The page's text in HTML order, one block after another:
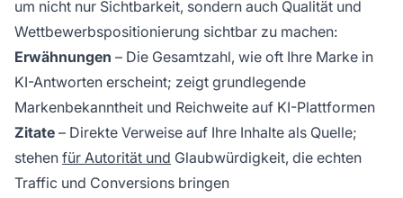
um nicht nur Sichtbarkeit, sondern auch Qualität und
Wettbewerbspositionierung sichtbar zu machen:
Erwähnungen – Die Gesamtzahl, wie oft Ihre Marke in
KI-Antworten erscheint; zeigt grundlegende
Markenbekanntheit und Reichweite auf KI-Plattformen
Zitate – Direkte Verweise auf Ihre Inhalte als Quelle;
stehen für Autorität und Glaubwürdigkeit, die echten
Traffic und Conversions bringen